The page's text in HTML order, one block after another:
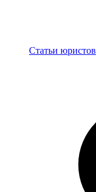
Блог
Статьи юристов